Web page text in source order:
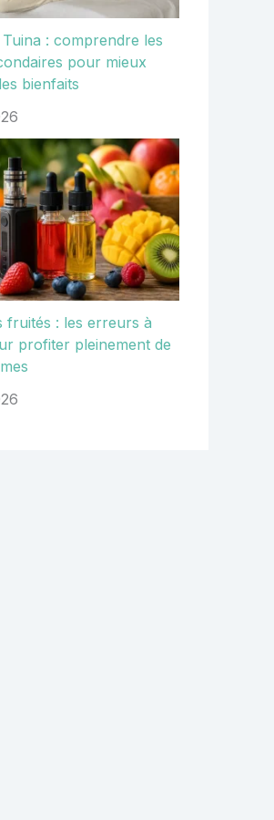
Tuina : comprendre les
pour mieux
bienfaits
fruités : les erreurs à
profiter pleinement de